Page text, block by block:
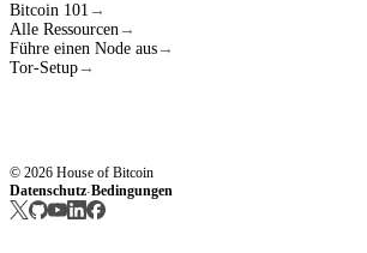
Bitcoin 101 →
Alle Ressourcen →
Führe einen Node aus →
Tor-Setup →
© 2026 House of Bitcoin
Datenschutz·Bedingungen